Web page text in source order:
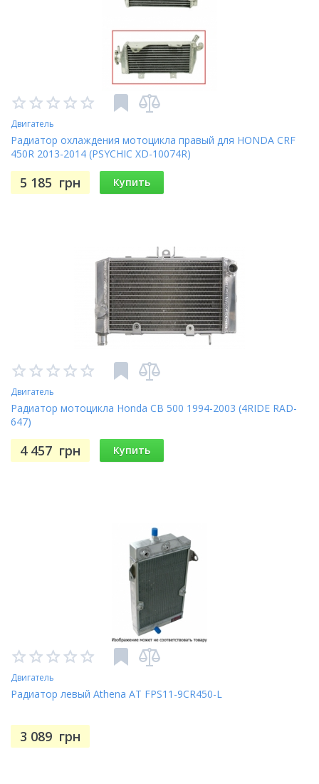
Двигатель
Радиатор охлаждения мотоцикла правый для HONDA CRF
450R 2013-2014 (PSYCHIC XD-10074R)
5 185 грн Купить
Двигатель
Радиатор мотоцикла Honda CB 500 1994-2003 (4RIDE RAD-
647)
4 457 грн Купить
Двигатель
Радиатор левый Athena AT FPS11-9CR450-L
3 089 грн